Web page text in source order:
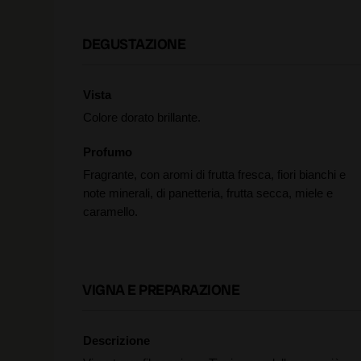
DEGUSTAZIONE
Vista
Colore dorato brillante.
Profumo
Fragrante, con aromi di frutta fresca, fiori bianchi e
note minerali, di panetteria, frutta secca, miele e
caramello.
VIGNA E PREPARAZIONE
Descrizione